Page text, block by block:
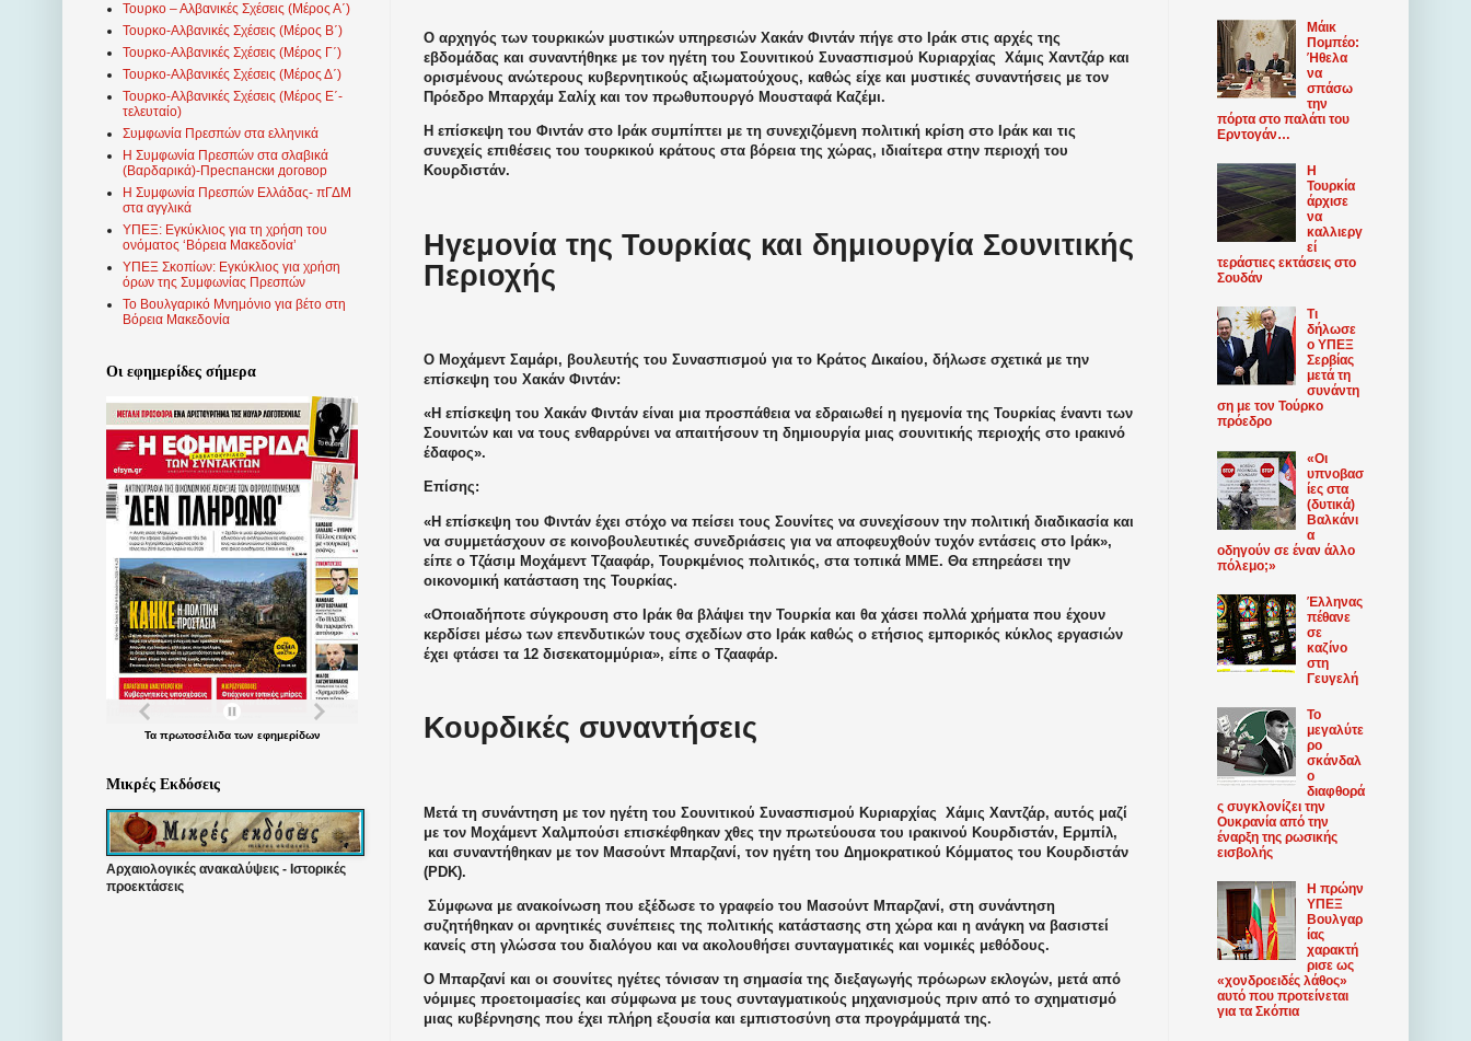
Ο αρχηγός των τουρκικών μυστικών υπηρεσιών Χακάν Φιντάν πήγε στο Ιράκ στις αρχές της
εβδομάδας και συναντήθηκε με τον ηγέτη του Σουνιτικού Συνασπισμού Κυριαρχίας Χάμις Χαντζάρ και
ορισμένους ανώτερους κυβερνητικούς αξιωματούχους, καθώς είχε και μυστικές συναντήσεις με τον
Πρόεδρο Μπαρχάμ Σαλίχ και τον πρωθυπουργό Μουσταφά Καζέμι.
Η επίσκεψη του Φιντάν στο Ιράκ συμπίπτει με τη συνεχιζόμενη πολιτική κρίση στο Ιράκ και τις
συνεχείς επιθέσεις του τουρκικού κράτους στα βόρεια της χώρας, ιδιαίτερα στην περιοχή του
Κουρδιστάν.
Ηγεμονία της Τουρκίας και δημιουργία Σουνιτικής
Περιοχής
Ο Μοχάμεντ Σαμάρι, βουλευτής του Συνασπισμού για το Κράτος Δικαίου, δήλωσε σχετικά με την
επίσκεψη του Χακάν Φιντάν:
«Η επίσκεψη του Χακάν Φιντάν είναι μια προσπάθεια να εδραιωθεί η ηγεμονία της Τουρκίας έναντι των
Σουνιτών και να τους ενθαρρύνει να απαιτήσουν τη δημιουργία μιας σουνιτικής περιοχής στο ιρακινό
έδαφος».
Επίσης:
«Η επίσκεψη του Φιντάν έχει στόχο να πείσει τους Σουνίτες να συνεχίσουν την πολιτική διαδικασία και
να συμμετάσχουν σε κοινοβουλευτικές συνεδριάσεις για να αποφευχθούν τυχόν εντάσεις στο Ιράκ»,
είπε ο Τζάσιμ Μοχάμεντ Τζααφάρ, Τουρκμένιος πολιτικός, στα τοπικά ΜΜΕ. Θα επηρεάσει την
οικονομική κατάσταση της Τουρκίας.
«Οποιαδήποτε σύγκρουση στο Ιράκ θα βλάψει την Τουρκία και θα χάσει πολλά χρήματα που έχουν
κερδίσει μέσω των επενδυτικών τους σχεδίων στο Ιράκ καθώς ο ετήσιος εμπορικός κύκλος εργασιών
έχει φτάσει τα 12 δισεκατομμύρια», είπε ο Τζααφάρ.
Κουρδικές συναντήσεις
Μετά τη συνάντηση με τον ηγέτη του Σουνιτικού Συνασπισμού Κυριαρχίας Χάμις Χαντζάρ, αυτός μαζί
με τον Μοχάμεντ Χαλμπούσι επισκέφθηκαν χθες την πρωτεύουσα του ιρακινού Κουρδιστάν, Ερμπίλ,
και συναντήθηκαν με τον Μασούντ Μπαρζανί, τον ηγέτη του Δημοκρατικού Κόμματος του Κουρδιστάν
(PDK).
Σύμφωνα με ανακοίνωση που εξέδωσε το γραφείο του Μασούντ Μπαρζανί, στη συνάντηση
συζητήθηκαν οι αρνητικές συνέπειες της πολιτικής κατάστασης στη χώρα και η ανάγκη να βασιστεί
κανείς στη γλώσσα του διαλόγου και να ακολουθήσει συνταγματικές και νομικές μεθόδους.
Ο Μπαρζανί και οι σουνίτες ηγέτες τόνισαν τη σημασία της διεξαγωγής πρόωρων εκλογών, μετά από
νόμιμες προετοιμασίες και σύμφωνα με τους συνταγματικούς μηχανισμούς πριν από το σχηματισμό
μιας κυβέρνησης που έχει πλήρη εξουσία και εμπιστοσύνη στα προγράμματά της.
Τουρκο – Αλβανικές Σχέσεις (Mέρος Α΄)
Τουρκο-Αλβανικές Σχέσεις (Μέρος Β΄)
Τουρκο-Αλβανικές Σχέσεις (Μέρος Γ΄)
Τουρκο-Αλβανικές Σχέσεις (Μέρος Δ΄)
Τουρκο-Αλβανικές Σχέσεις (Μέρος Ε΄-
τελευταίο)
Συμφωνία Πρεσπών στα ελληνικά
Η Συμφωνία Πρεσπών στα σλαβικά
(Βαρδαρικά)-Преспански договор
Η Συμφωνία Πρεσπών Ελλάδας- πΓΔΜ
στα αγγλικά
ΥΠΕΞ: Εγκύκλιος για τη χρήση του
ονόματος ‘Βόρεια Μακεδονία’
ΥΠΕΞ Σκοπίων: Εγκύκλιος για χρήση
όρων της Συμφωνίας Πρεσπών
Το Βουλγαρικό Μνημόνιο για βέτο στη
Βόρεια Μακεδονία
Οι εφημερίδες σήμερα
Τα πρωτοσέλιδατων εφημερίδων
Μικρές Εκδόσεις
Αρχαιολογικές ανακαλύψεις - Ιστορικές
προεκτάσεις
Μάικ
Πομπέο:
Ήθελα
να
σπάσω
την
πόρτα στο παλάτι του
Ερντογάν…
Η
Τουρκία
άρχισε
να
καλλιεργ
εί
τεράστιες εκτάσεις στο
Σουδάν
Τι
δήλωσε
ο ΥΠΕΞ
Σερβίας
μετά τη
συνάντη
ση με τον Τούρκο
πρόεδρο
«Οι
υπνοβασ
ίες στα
(δυτικά)
Βαλκάνι
α
οδηγούν σε έναν άλλο
πόλεμο;»
Έλληνας
πέθανε
σε
καζίνο
στη
Γευγελή
Το
μεγαλύτε
ρο
σκάνδαλ
ο
διαφθορά
ς συγκλονίζει την
Ουκρανία από την
έναρξη της ρωσικής
εισβολής
Η πρώην
ΥΠΕΞ
Βουλγαρ
ίας
χαρακτή
ρισε ως
«χονδροειδές λάθος»
αυτό που προτείνεται
για τα Σκόπια